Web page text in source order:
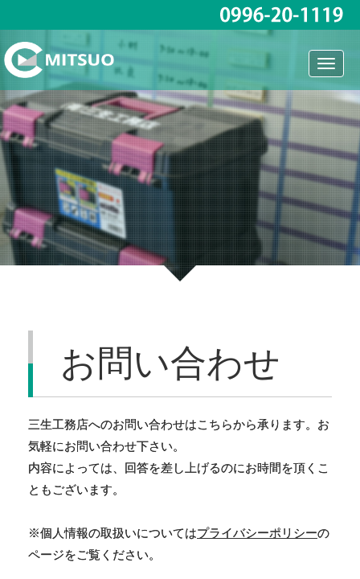
お問い合わせ
三生工務店へのお問い合わせはこちらから承ります。お
気軽にお問い合わせ下さい。
内容によっては、回答を差し上げるのにお時間を頂くこ
ともございます。
※個人情報の取扱いについてはプライバシーポリシーの
ページをご覧ください。